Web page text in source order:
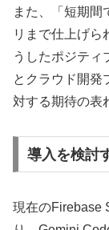
また、「短期間
リまで仕上げら
うしたポジティ
とクラウド開発
対する期待の表
導入を検討
現在のFirebase